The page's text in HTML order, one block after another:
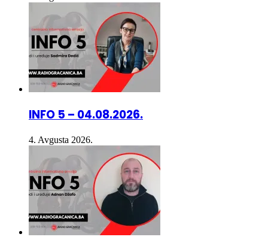
INFO 5 – 04.08.2026.
4. Avgusta 2026.
INFO 5 – 03.08.2026